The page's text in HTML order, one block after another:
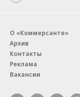
О «Коммерсанте»
Архив
Контакты
Реклама
Вакансии